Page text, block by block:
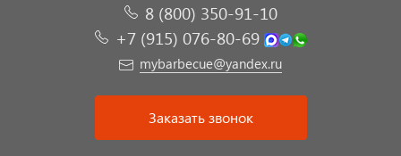
8 (800) 350-91-10
+7 (915) 076-80-69
mybarbecue@yandex.ru
Заказать звонок